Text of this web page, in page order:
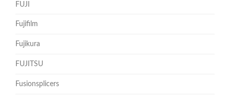
FUJI
Fujifilm
Fujikura
FUJITSU
Fusionsplicers